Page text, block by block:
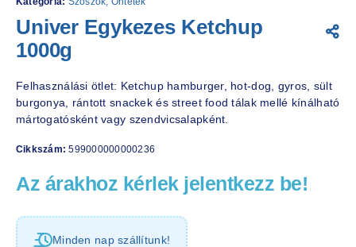
Univer Egykezes Ketchup
1000g
Felhasználási ötlet: Ketchup hamburger, hot-dog, gyros, sült
burgonya, rántott snackek és street food tálak mellé kínálható
mártogatósként vagy szendvicsalapként.
Cikkszám:599000000000236
Az árakhoz kérlek jelentkezz be!
Minden nap szállítunk!